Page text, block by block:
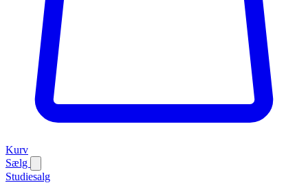
Kurv
Sælg
Studiesalg